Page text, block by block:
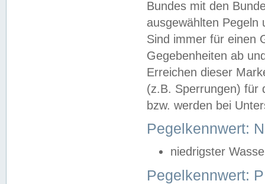
Bundes mit den
ausgewählten
Sind immer für einen
Gegebenheiten ab
Erreichen dieser
(z.B. Sperrungen) für
bzw. werden bei
Pegelkennwert:
niedrigster
Pegelkennwert: